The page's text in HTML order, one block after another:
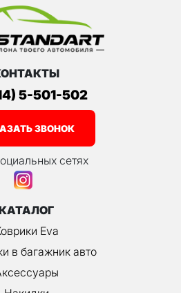
5-501-502
ЗВОНОК
сетях
Eva
в багажник авто